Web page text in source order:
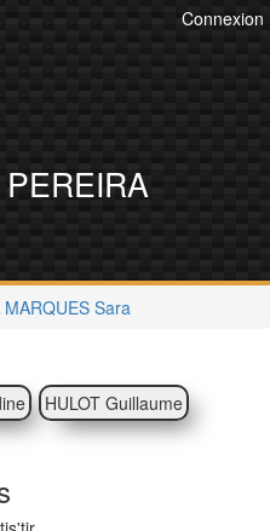
Connexion
MARQUES Sara
HULOT Guillaume